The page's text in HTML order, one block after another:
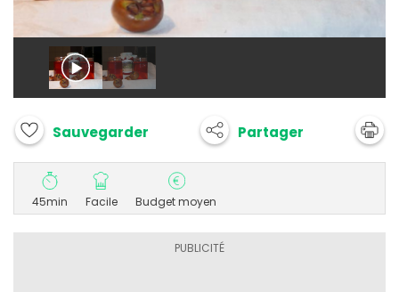
Sauvegarder Partager
45min Facile Budget moyen